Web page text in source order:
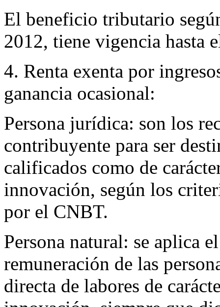
El beneficio tributario
2012, tiene vigencia hasta
4. Renta exenta por
ganancia ocasional:
Persona jurídica: son los
contribuyente para ser
calificados como de
innovación, según los
por el CNBT.
Persona natural: se aplica
remuneración de las
directa de labores de